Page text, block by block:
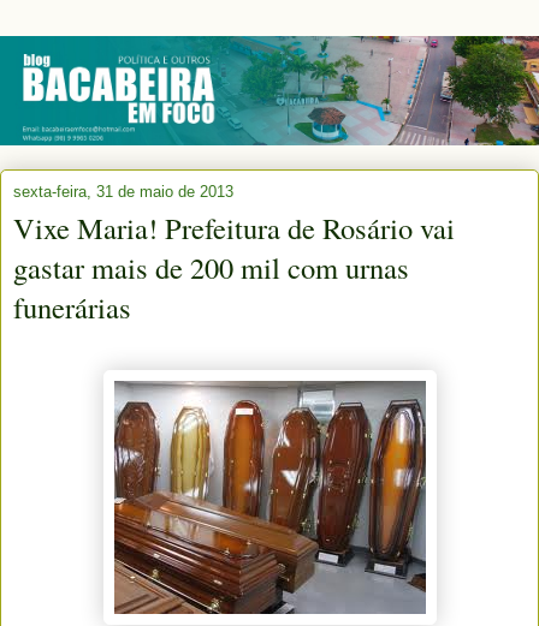
sexta-feira, 31 de maio de 2013
Vixe Maria! Prefeitura de Rosário vai
gastar mais de 200 mil com urnas
funerárias